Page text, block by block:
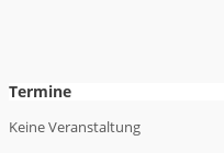
Termine
Keine Veranstaltung